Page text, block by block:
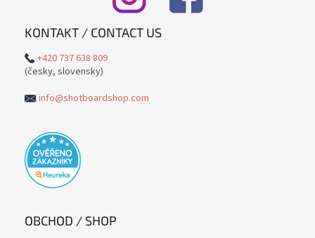
KONTAKT / CONTACT US
+420 737 638 809
(česky, slovensky)
info@shotboardshop.com
OBCHOD / SHOP